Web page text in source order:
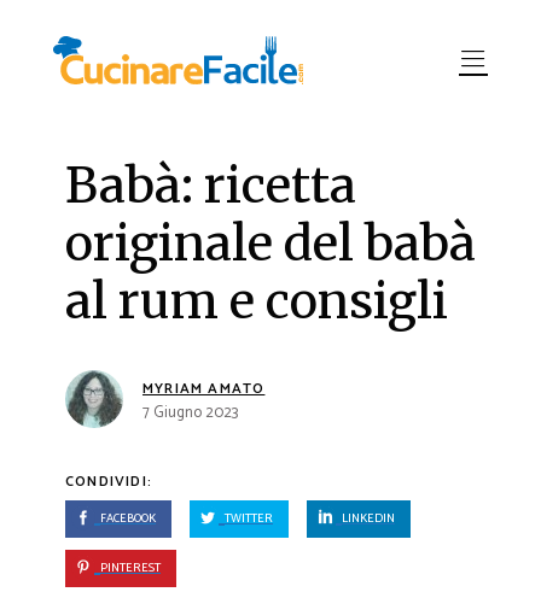
Babà: ricetta
originale del babà
al rum e consigli
MYRIAM AMATO
7 Giugno 2023
CONDIVIDI:
FACEBOOK TWITTER LINKEDIN
PINTEREST